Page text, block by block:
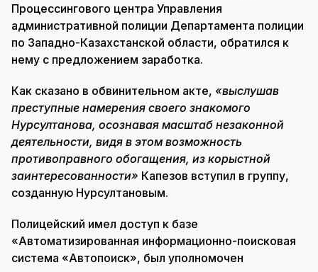
Процессингового центра Управления
административной полиции Департамента полиции
по Западно-Казахстанской области, обратился к
нему с предложением заработка.
Как сказано в обвинительном акте, «выслушав
преступные намерения своего знакомого
Нурсултанова, осознавая масштаб незаконной
деятельности, видя в этом возможность
противоправного обогащения, из корыстной
заинтересованности» Капезов вступил в группу,
созданную Нурсултановым.
Полицейский имел доступ к базе
«Автоматизированная информационно-поисковая
система «Автопоиск», был уполномочен